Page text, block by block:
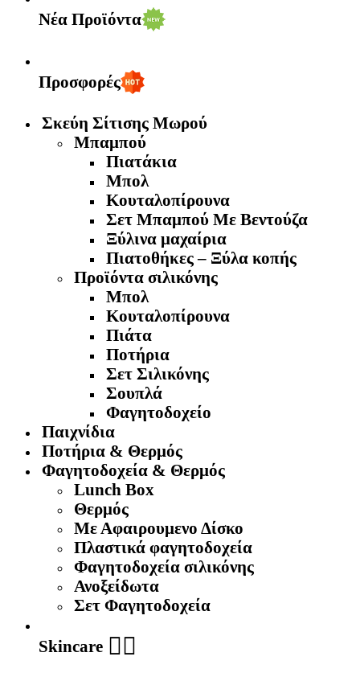
Νέα Προϊόντα
Προσφορές
Σκεύη Σίτισης Μωρού
Μπαμπού
Πιατάκια
Μπολ
Κουταλοπίρουνα
Σετ Μπαμπού Με Βεντούζα
Ξύλινα μαχαίρια
Πιατοθήκες – Ξύλα κοπής
Προϊόντα σιλικόνης
Μπολ
Κουταλοπίρουνα
Πιάτα
Ποτήρια
Σετ Σιλικόνης
Σουπλά
Φαγητοδοχείο
Παιχνίδια
Ποτήρια & Θερμός
Φαγητοδοχεία & Θερμός
Lunch Box
Θερμός
Με Αφαιρουμενο Δίσκο
Πλαστικά φαγητοδοχεία
Φαγητοδοχεία σιλικόνης
Ανοξείδωτα
Σετ Φαγητοδοχεία
Skincare 🧖‍♀️